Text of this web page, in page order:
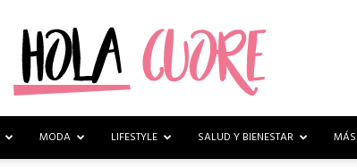
Hola
MODA LIFESTYLE SALUD Y BIENESTAR MÁS